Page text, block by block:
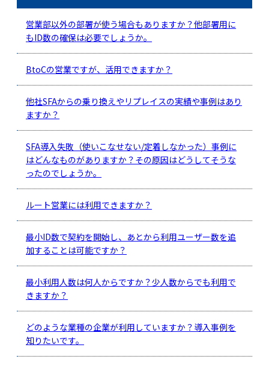
営業部以外の部署が使う場合もありますか？他部署用に
もID数の確保は必要でしょうか。
BtoCの営業ですが、活用できますか？
他社SFAからの乗り換えやリプレイスの実績や事例はあり
ますか？
SFA導入失敗（使いこなせない/定着しなかった）事例に
はどんなものがありますか？その原因はどうしてそうな
ったのでしょうか。
ルート営業には利用できますか？
最小ID数で契約を開始し、あとから利用ユーザー数を追
加することは可能ですか？
最小利用人数は何人からですか？少人数からでも利用で
きますか？
どのような業種の企業が利用していますか？導入事例を
知りたいです。